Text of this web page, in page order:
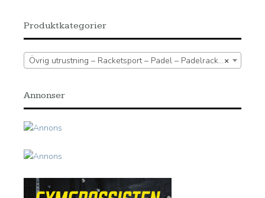
Produktkategorier
×
Övrig utrustning – Racketsport – Padel – Padelracket
Annonser